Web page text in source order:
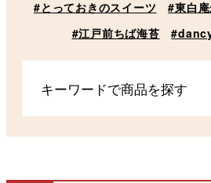
#とっておきのスイーツ
#東白
#江戸前ちば海苔